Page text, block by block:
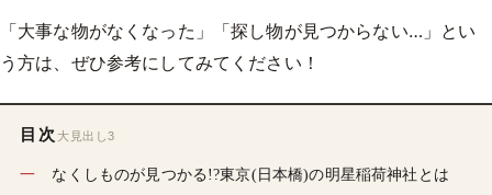
「大事な物がなくなった」「探し物が見つからない…」とい
う方は、ぜひ参考にしてみてください！
目次 大見出し3
なくしものが見つかる!?東京(日本橋)の明星稲荷神社とは